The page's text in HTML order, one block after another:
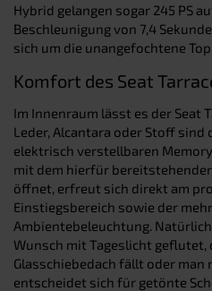
Hybrid gelangen sogar 245 PS
Beschleunigung von 7,4
sich um die unangefochtene
Komfort des Seat
Im Innenraum lässt es der Seat
Leder, Alcantara oder Stoff
elektrisch verstellbaren
mit dem hierfür
öffnet, erfreut sich direkt am
Einstiegsbereich sowie der
Ambientebeleuchtung.
Wunsch mit Tageslicht geflutet,
Glasschiebedach fällt oder man
entscheidet sich für getönte